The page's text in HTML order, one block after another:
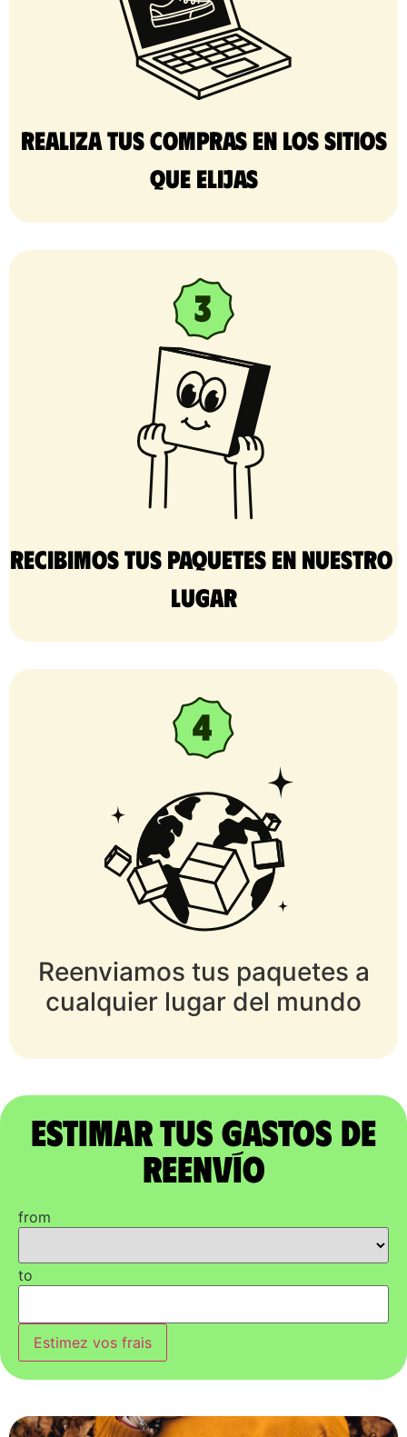
Realiza tus compras en los sitios
que elijas
Recibimos tus paquetes en nuestro
lugar
Reenviamos tus paquetes a
cualquier lugar del mundo
Estimar tus gastos de
reenvío
from
to
Estimez vos frais